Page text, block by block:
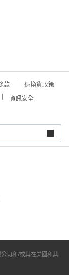
款
退換貨政策
資訊安全
司和/或其在美國和其